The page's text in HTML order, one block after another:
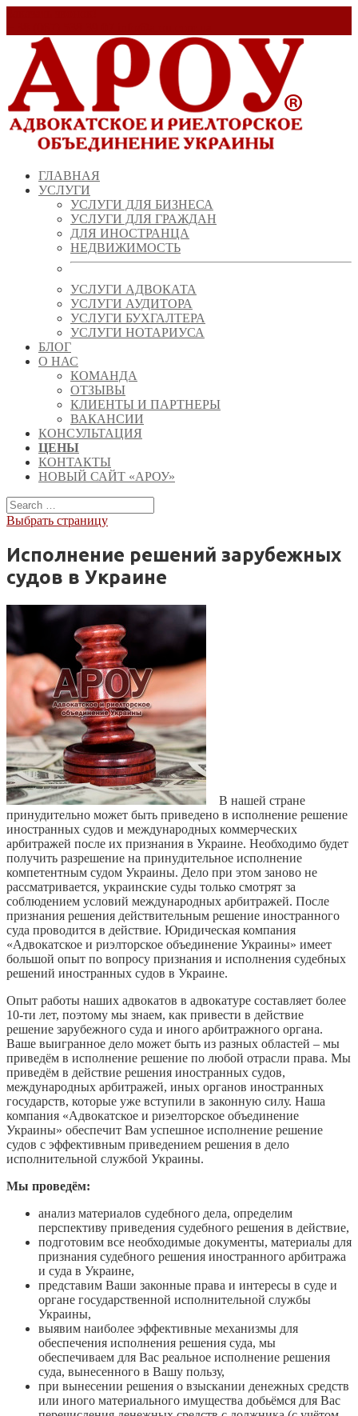
ГЛАВНАЯ
УСЛУГИ
УСЛУГИ ДЛЯ БИЗНЕСА
УСЛУГИ ДЛЯ ГРАЖДАН
ДЛЯ ИНОСТРАНЦА
НЕДВИЖИМОСТЬ
УСЛУГИ АДВОКАТА
УСЛУГИ АУДИТОРА
УСЛУГИ БУХГАЛТЕРА
УСЛУГИ НОТАРИУСА
БЛОГ
О НАС
КОМАНДА
ОТЗЫВЫ
КЛИЕНТЫ И ПАРТНЕРЫ
ВАКАНСИИ
КОНСУЛЬТАЦИЯ
ЦЕНЫ
КОНТАКТЫ
НОВЫЙ САЙТ «АРОУ»
Выбрать страницу
Исполнение решений зарубежных
судов в Украине
В нашей стране
принудительно может быть приведено в исполнение решение
иностранных судов и международных коммерческих
арбитражей после их признания в Украине. Необходимо будет
получить разрешение на принудительное исполнение
компетентным судом Украины. Дело при этом заново не
рассматривается, украинские суды только смотрят за
соблюдением условий международных арбитражей. После
признания решения действительным решение иностранного
суда проводится в действие. Юридическая компания
«Адвокатское и риэлторское объединение Украины» имеет
большой опыт по вопросу признания и исполнения судебных
решений иностранных судов в Украине.
Опыт работы наших адвокатов в адвокатуре составляет более
10-ти лет, поэтому мы знаем, как привести в действие
решение зарубежного суда и иного арбитражного органа.
Ваше выигранное дело может быть из разных областей – мы
приведём в исполнение решение по любой отрасли права. Мы
приведём в действие решения иностранных судов,
международных арбитражей, иных органов иностранных
государств, которые уже вступили в законную силу. Наша
компания «Адвокатское и риэелторское объединение
Украины» обеспечит Вам успешное исполнение решение
судов с эффективным приведением решения в дело
исполнительной службой Украины.
Мы проведём:
анализ материалов судебного дела, определим
перспективу приведения судебного решения в действие,
подготовим все необходимые документы, материалы для
признания судебного решения иностранного арбитража
и суда в Украине,
представим Ваши законные права и интересы в суде и
органе государственной исполнительной службы
Украины,
выявим наиболее эффективные механизмы для
обеспечения исполнения решения суда, мы
обеспечиваем для Вас реальное исполнение решения
суда, вынесенного в Вашу пользу,
при вынесении решения о взыскании денежных средств
или иного материального имущества добьёмся для Вас